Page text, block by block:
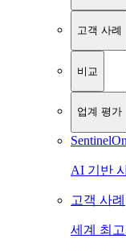
고객 사례
비교
업계 평가
AI 기반
고객 사례
세계 최